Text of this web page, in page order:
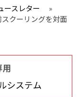
ースレター
»
クーリングを対面